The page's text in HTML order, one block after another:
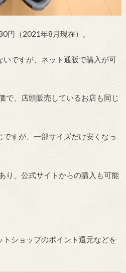
円（2021年8月現在）。
いですが、ネット通販で購入が可
で、店頭販売しているお店も同じ
すが、一部サイズだけ安くなっ
り、公式サイトからの購入も可能
ショップのポイント還元などを